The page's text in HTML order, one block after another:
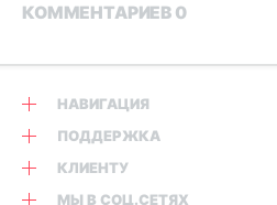
КОММЕНТАРИЕВ 0
НАВИГАЦИЯ
ПОДДЕРЖКА
КЛИЕНТУ
МЫ В СОЦ.СЕТЯХ